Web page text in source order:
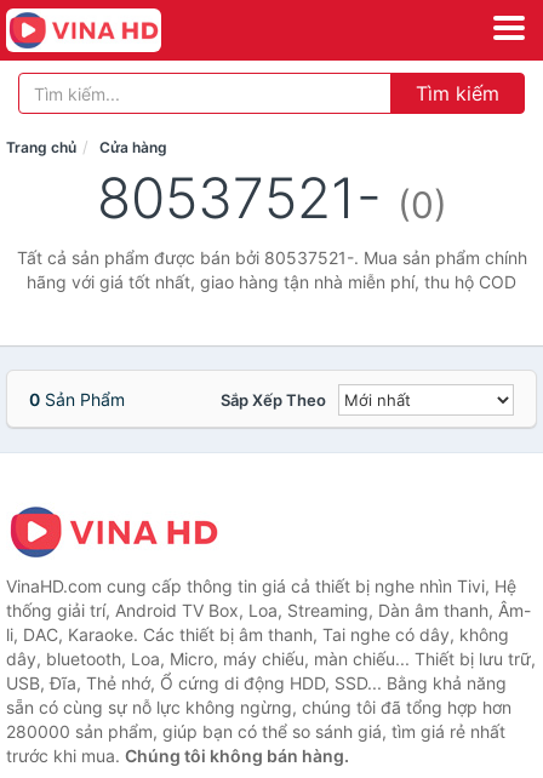
Tìm kiếm
Trang chủ Cửa hàng
80537521- (0)
Tất cả sản phẩm được bán bởi 80537521-. Mua sản phẩm chính
hãng với giá tốt nhất, giao hàng tận nhà miễn phí, thu hộ COD
0 Sản Phẩm Sắp Xếp Theo
VinaHD.com cung cấp thông tin giá cả thiết bị nghe nhìn Tivi, Hệ
thống giải trí, Android TV Box, Loa, Streaming, Dàn âm thanh, Âm-
li, DAC, Karaoke. Các thiết bị âm thanh, Tai nghe có dây, không
dây, bluetooth, Loa, Micro, máy chiếu, màn chiếu... Thiết bị lưu trữ,
USB, Đĩa, Thẻ nhớ, Ổ cứng di động HDD, SSD... Bằng khả năng
sẵn có cùng sự nỗ lực không ngừng, chúng tôi đã tổng hợp hơn
280000 sản phẩm, giúp bạn có thể so sánh giá, tìm giá rẻ nhất
trước khi mua. Chúng tôi không bán hàng.